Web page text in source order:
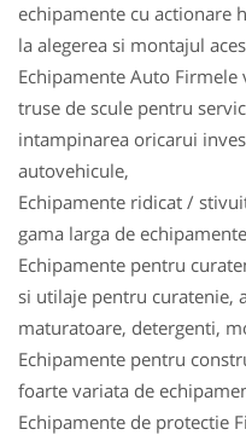
echipamente cu actionare
la alegerea si montajul
Echipamente Auto
truse de scule pentru
intampinarea oricarui
autovehicule,
Echipamente ridicat /
gama larga de
Echipamente pentru
si utilaje pentru curatenie,
maturatoare, detergenti,
Echipamente pentru
foarte variata de
Echipamente de protectie